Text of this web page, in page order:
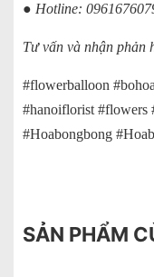
● Hotline:
Tư vấn và nhận phản
#flowerballoon
#hanoiflorist #flowers
#Hoabongbong
SẢN PHẨM